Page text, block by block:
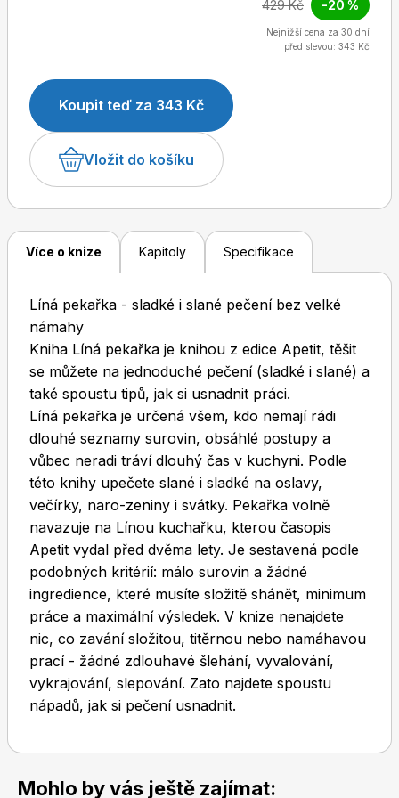
Dětské časopisy
Burda Best of
Burda Kids
Toprecepty.cz
namáhavou prací - žádné zdlouhavé šlehání,
vyvalování, vykrajování, slepování. Zato najdete
429 Kč -20 %
Nejnižší cena za 30 dní
před slevou: 343 Kč
Koupit teď za 343 Kč
Vložit do košíku
Více o knize Kapitoly Specifikace
Líná pekařka - sladké i slané pečení bez velké
námahy
Kniha Líná pekařka je knihou z edice Apetit, těšit
se můžete na jednoduché pečení (sladké i slané) a
také spoustu tipů, jak si usnadnit práci.
Líná pekařka je určená všem, kdo nemají rádi
dlouhé seznamy surovin, obsáhlé postupy a
vůbec neradi tráví dlouhý čas v kuchyni. Podle
této knihy upečete slané i sladké na oslavy,
večírky, naro-zeniny i svátky. Pekařka volně
navazuje na Línou kuchařku, kterou časopis
Apetit vydal před dvěma lety. Je sestavená podle
podobných kritérií: málo surovin a žádné
ingredience, které musíte složitě shánět, minimum
práce a maximální výsledek. V knize nenajdete
nic, co zavání složitou, titěrnou nebo namáhavou
prací - žádné zdlouhavé šlehání, vyvalování,
vykrajování, slepování. Zato najdete spoustu
nápadů, jak si pečení usnadnit.
Mohlo by vás ještě zajímat: